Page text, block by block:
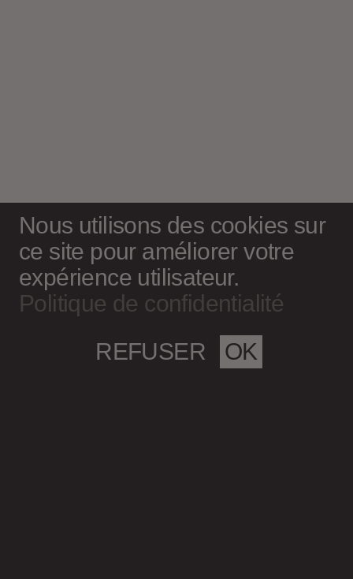
Nous utilisons des cookies sur
ce site pour améliorer votre
expérience utilisateur.
Politique de confidentialité
OK
REFUSER